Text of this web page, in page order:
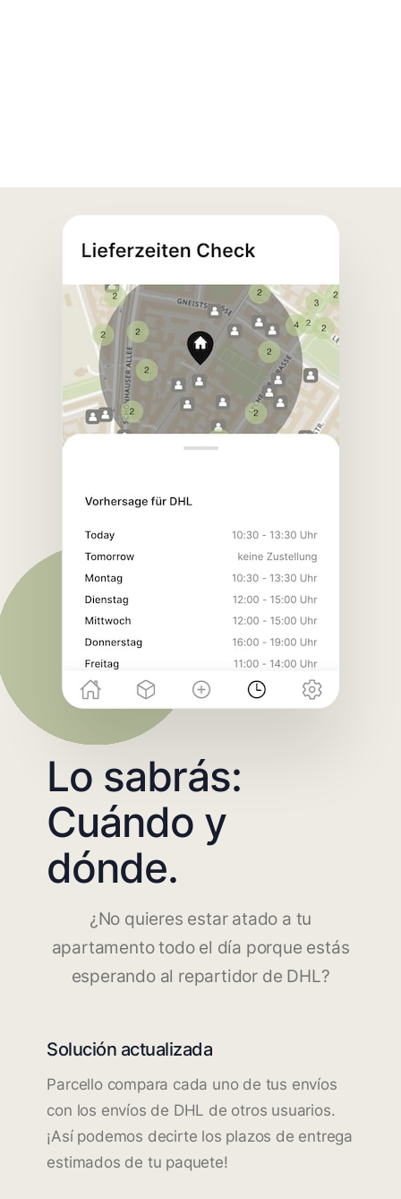
Lo sabrás:
Cuándo y
dónde.
¿No quieres estar atado a tu
apartamento todo el día porque estás
esperando al repartidor de DHL?
Solución actualizada
Parcello compara cada uno de tus envíos
con los envíos de DHL de otros usuarios.
¡Así podemos decirte los plazos de entrega
estimados de tu paquete!